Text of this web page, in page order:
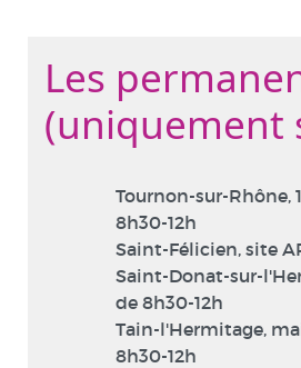
Les
(uniquement
Tournon-sur-Rhône,
8h30-12h
Saint-Félicien, site
Saint-Donat-sur-
de 8h30-12h
Tain-l'Hermitage,
8h30-12h